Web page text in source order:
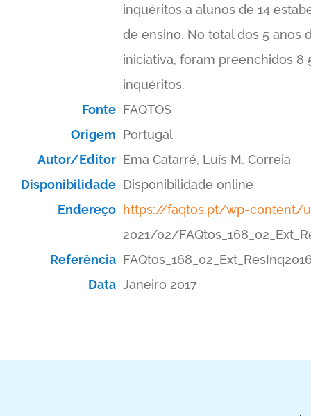
inquéritos a alunos de 14
de ensino. No total dos 5 anos
iniciativa, foram preenchidos 8
inquéritos.
Fonte FAQTOS
Origem Portugal
Autor/Editor Ema Catarré, Luís M. Correia
Disponibilidade Disponibilidade online
Endereço https://faqtos.pt/wp-content/
2021/02/
Referência
Data Janeiro 2017